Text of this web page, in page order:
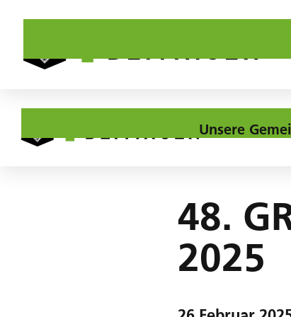
Unsere
48. GR-Sitzung vom 26. Februar 2025
48.
2025